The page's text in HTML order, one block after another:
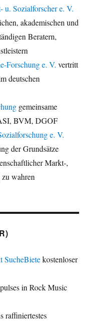
u. Sozialforscher e. V.
akademischen und
Beratern,
Forschung e. V. vertritt
deutschen
gemeinsame
BVM, DGOF
e. V.
der Grundsätze
Markt-,
wahren
SucheBietekostenloser
in Rock Music
raffiniertestes